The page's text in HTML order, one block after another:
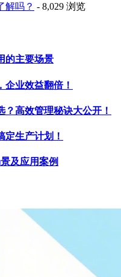
解吗？ - 8,029 浏览
的主要场景
业效益翻倍！
高效管理秘诀大公开！
定生产计划！
及应用案例